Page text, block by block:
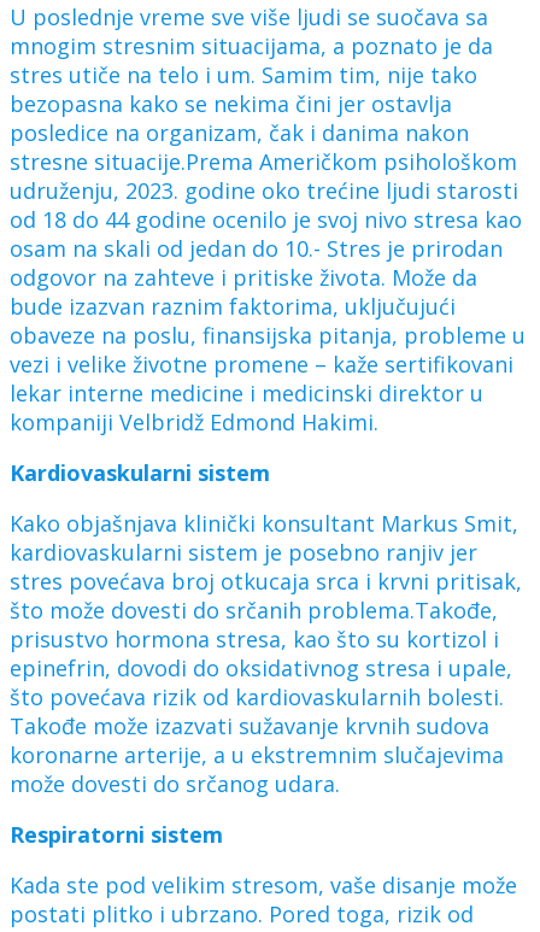
U poslednje vreme sve više ljudi se suočava sa
mnogim stresnim situacijama, a poznato je da
stres utiče na telo i um. Samim tim, nije tako
bezopasna kako se nekima čini jer ostavlja
posledice na organizam, čak i danima nakon
stresne situacije.Prema Američkom psihološkom
udruženju, 2023. godine oko trećine ljudi starosti
od 18 do 44 godine ocenilo je svoj nivo stresa kao
osam na skali od jedan do 10.- Stres je prirodan
odgovor na zahteve i pritiske života. Može da
bude izazvan raznim faktorima, uključujući
obaveze na poslu, finansijska pitanja, probleme u
vezi i velike životne promene – kaže sertifikovani
lekar interne medicine i medicinski direktor u
kompaniji Velbridž Edmond Hakimi.
Kardiovaskularni sistem
Kako objašnjava klinički konsultant Markus Smit,
kardiovaskularni sistem je posebno ranjiv jer
stres povećava broj otkucaja srca i krvni pritisak,
što može dovesti do srčanih problema.Takođe,
prisustvo hormona stresa, kao što su kortizol i
epinefrin, dovodi do oksidativnog stresa i upale,
što povećava rizik od kardiovaskularnih bolesti.
Takođe može izazvati sužavanje krvnih sudova
koronarne arterije, a u ekstremnim slučajevima
može dovesti do srčanog udara.
Respiratorni sistem
Kada ste pod velikim stresom, vaše disanje može
postati plitko i ubrzano. Pored toga, rizik od